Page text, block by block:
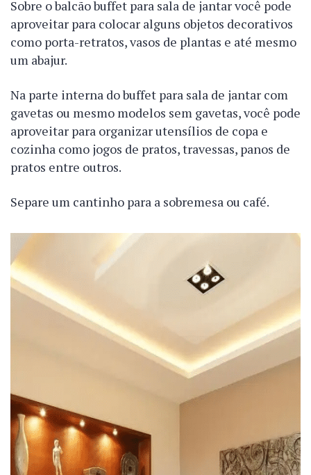
Sobre o balcão buffet para sala de jantar você pode
aproveitar para colocar alguns objetos decorativos
como porta-retratos, vasos de plantas e até mesmo
um abajur.
Na parte interna do buffet para sala de jantar com
gavetas ou mesmo modelos sem gavetas, você pode
aproveitar para organizar utensílios de copa e
cozinha como jogos de pratos, travessas, panos de
pratos entre outros.
Separe um cantinho para a sobremesa ou café.